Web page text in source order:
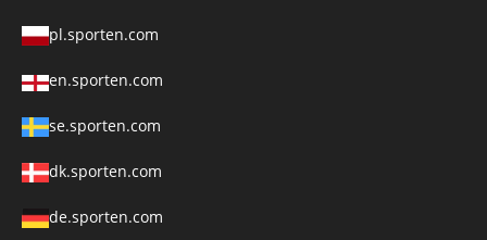
pl.sporten.com
en.sporten.com
se.sporten.com
dk.sporten.com
de.sporten.com